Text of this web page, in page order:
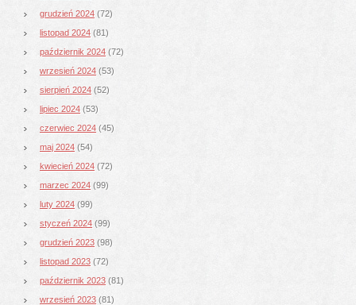
grudzień 2024 (72)
listopad 2024 (81)
październik 2024 (72)
wrzesień 2024 (53)
sierpień 2024 (52)
lipiec 2024 (53)
czerwiec 2024 (45)
maj 2024 (54)
kwiecień 2024 (72)
marzec 2024 (99)
luty 2024 (99)
styczeń 2024 (99)
grudzień 2023 (98)
listopad 2023 (72)
październik 2023 (81)
wrzesień 2023 (81)